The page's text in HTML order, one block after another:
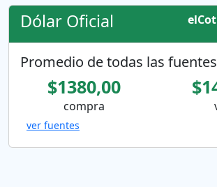
Dólar Oficial
Promedio de todas las fuentes
$1380,00
compra
ver fuentes